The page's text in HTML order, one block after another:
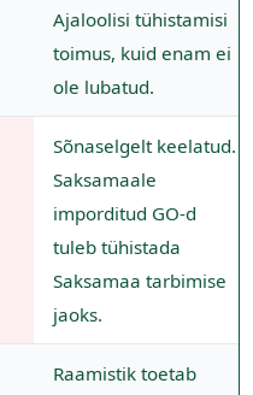
Ajaloolisi tühistamisi
toimus, kuid enam ei
ole lubatud.
Sõnaselgelt keelatud.
Saksamaale
imporditud GO-d
tuleb tühistada
Saksamaa tarbimise
jaoks.
Raamistik toetab